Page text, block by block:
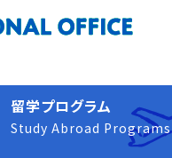
留学プログラム
Study Abroad Programs